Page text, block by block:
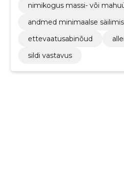
nimikogus massi- või
andmed minimaalse
ettevaatusabinõud
sildi vastavus